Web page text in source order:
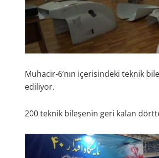
Muhacir-6’nın içerisindeki teknik
ediliyor.
200 teknik bileşenin geri kalan